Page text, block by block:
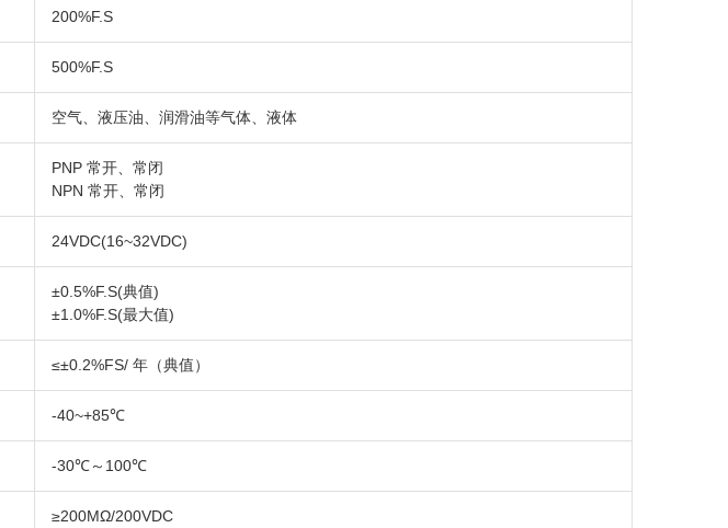
200%F.S
500%F.S
空气、液压油、润滑油等气体、液体
PNP 常开、常闭
NPN 常开、常闭
24VDC(16~32VDC)
±0.5%F.S(典值)
±1.0%F.S(最大值)
≤±0.2%FS/ 年（典值）
-40~+85℃
-30℃～100℃
≥200MΩ/200VDC